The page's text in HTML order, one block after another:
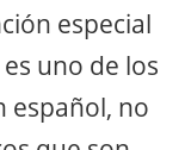
especial
uno de los
español, no